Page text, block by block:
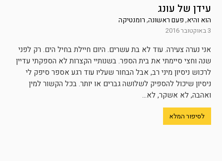
עידן של עונג
הוא והיא,פעם ראשונה,רומנטיקה
3 באוקטובר 2016
אני נערה צעירה. עוד לא בת עשרים. היום חיילת בחיל הים. רק לפני
שנה וחצי סיימתי את בית הספר. בשנותיי הקצרות לא הספקתי עדיין
לרכוש ניסיון מיני רב, אבל הבחור שעליו עוד רגע אספר סיפק לי
ניסיון שיכול להספיק לשלושה גברים או יותר. בכל הקשור למין
ואהבה, לא אשקר, לא...
לסיפור המלא